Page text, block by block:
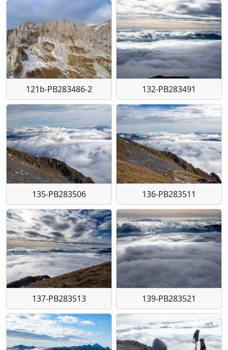
121b-PB283486-2 132-PB283491
135-PB283506 136-PB283511
137-PB283513 139-PB283521